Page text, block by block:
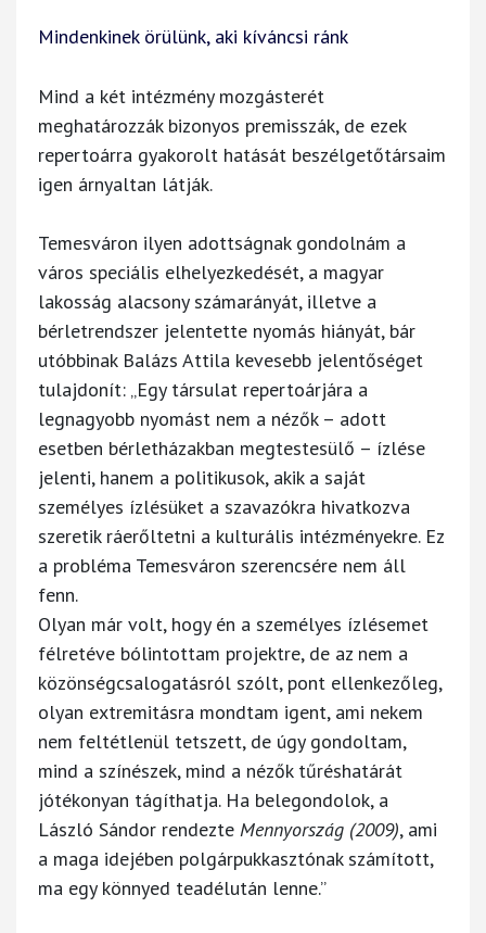
Mindenkinek örülünk, aki kíváncsi ránk
Mind a két intézmény mozgásterét
meghatározzák bizonyos premisszák, de ezek
repertoárra gyakorolt hatását beszélgetőtársaim
igen árnyaltan látják.
Temesváron ilyen adottságnak gondolnám a
város speciális elhelyezkedését, a magyar
lakosság alacsony számarányát, illetve a
bérletrendszer jelentette nyomás hiányát, bár
utóbbinak Balázs Attila kevesebb jelentőséget
tulajdonít: „Egy társulat repertoárjára a
legnagyobb nyomást nem a nézők – adott
esetben bérletházakban megtestesülő – ízlése
jelenti, hanem a politikusok, akik a saját
személyes ízlésüket a szavazókra hivatkozva
szeretik ráerőltetni a kulturális intézményekre. Ez
a probléma Temesváron szerencsére nem áll
fenn.
Olyan már volt, hogy én a személyes ízlésemet
félretéve bólintottam projektre, de az nem a
közönségcsalogatásról szólt, pont ellenkezőleg,
olyan extremitásra mondtam igent, ami nekem
nem feltétlenül tetszett, de úgy gondoltam,
mind a színészek, mind a nézők tűréshatárát
jótékonyan tágíthatja. Ha belegondolok, a
László Sándor rendezte Mennyország (2009), ami
a maga idejében polgárpukkasztónak számított,
ma egy könnyed teadélután lenne.”